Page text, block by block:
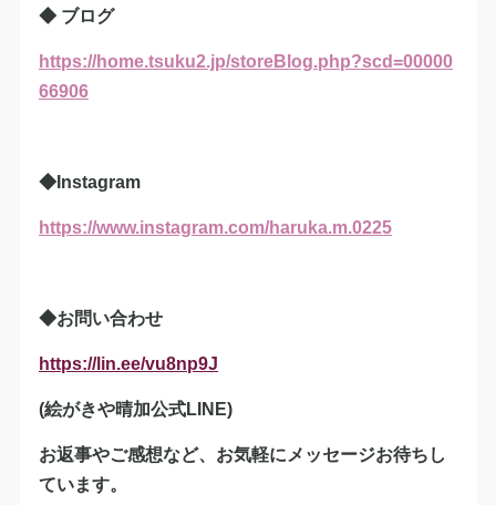
◆ ブログ
https://home.tsuku2.jp/storeBlog.php?scd=00000
66906
◆Instagram
https://www.instagram.com/haruka.m.0225
◆お問い合わせ
https://lin.ee/vu8np9J
(絵がきや晴加公式LINE)
お返事やご感想など、お気軽にメッセージお待ちし
ています。